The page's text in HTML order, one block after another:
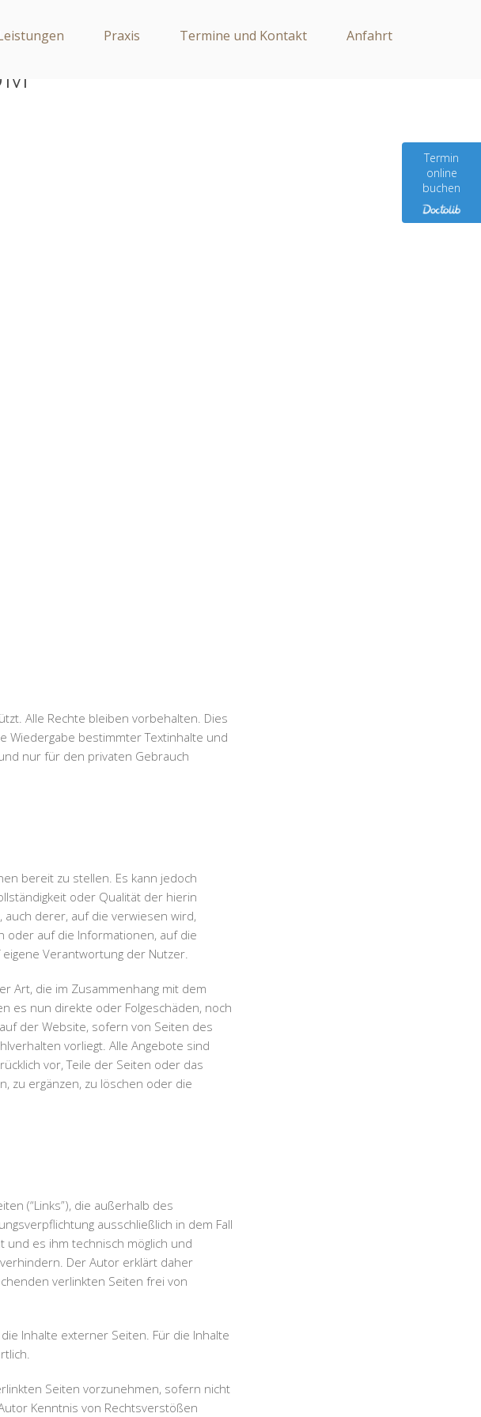
Praxis Termine und Kontakt Anfahrt
Alle Rechte bleiben vorbehalten. Dies
Wiedergabe bestimmter Textinhalte und
nur für den privaten Gebrauch
bereit zu stellen. Es kann jedoch
oder Qualität der hierin
derer, auf die verwiesen wird,
oder auf die Informationen, auf die
Verantwortung der Nutzer.
Art, die im Zusammenhang mit dem
es nun direkte oder Folgeschäden, noch
der Website, sofern von Seiten des
vorliegt. Alle Angebote sind
vor, Teile der Seiten oder das
zu ergänzen, zu löschen oder die
(“Links”), die außerhalb des
ausschließlich in dem Fall
es ihm technisch möglich und
Der Autor erklärt daher
verlinkten Seiten frei von
Inhalte externer Seiten. Für die Inhalte
Seiten vorzunehmen, sofern nicht
Kenntnis von Rechtsverstößen
Termin
online
buchen